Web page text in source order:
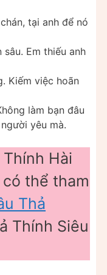
tại anh để nó
Em thiếu anh
Kiếm việc hoãn
làm bạn đâu
yêu mà.
Hài
thể tham
Thả
Thính Siêu